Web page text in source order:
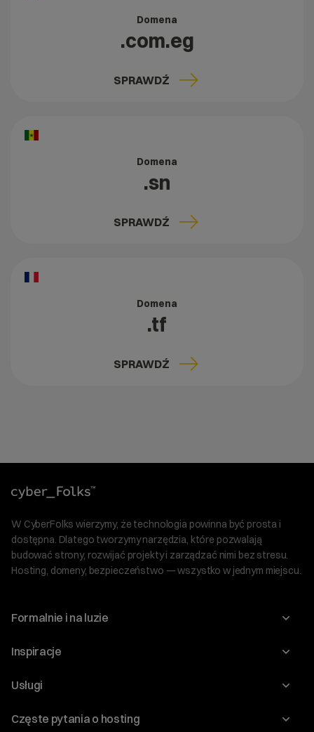
Domena
.com.eg
SPRAWDŹ
Domena
.sn
SPRAWDŹ
Domena
.tf
SPRAWDŹ
W CyberFolks wierzymy, że technologia powinna być prosta i
dostępna. Dlatego tworzymy narzędzia, które pozwalają
budować strony, rozwijać projekty i zarządzać nimi bez stresu.
Hosting, domeny, bezpieczeństwo — wszystko w jednym miejscu.
Formalnie i na luzie
O nas
Program Korzyści dla Inwestorów
Regulaminy i specyfikacje
Inspiracje
Blog
WordPress
Usługi
Domeny
Częste pytania o hosting